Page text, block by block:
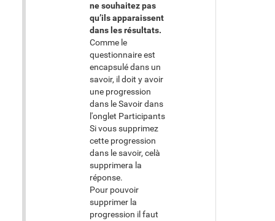
ne souhaitez pas
qu’ils apparaissent
dans les résultats.
Comme le
questionnaire est
encapsulé dans un
savoir, il doit y avoir
une progression
dans le Savoir dans
l'onglet Participants
Si vous supprimez
cette progression
dans le savoir, celà
supprimera la
réponse.
Pour pouvoir
supprimer la
progression il faut